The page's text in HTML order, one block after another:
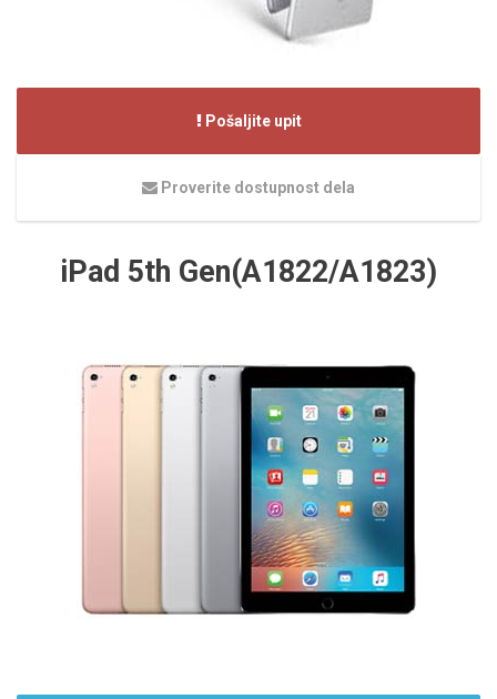
Pošaljite upit
Proverite dostupnost dela
iPad 5th Gen(A1822/A1823)